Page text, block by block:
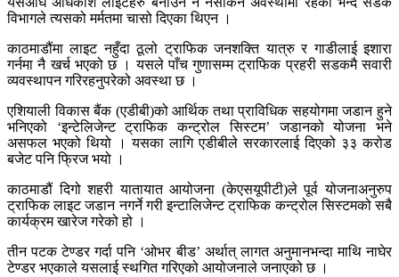
विभागले त्यसको मर्मतमा चासो दिएका थिएन ।
काठमाडौंमा लाइट नहुँदा ठूलो ट्राफिक जनशक्ति यात्रु र गाडीलाई इशारा
गर्नमा नै खर्च भएको छ । यसले पाँच गुणासम्म ट्राफिक प्रहरी सडकमै सवारी
व्यवस्थापन गरिरहनुपरेको अवस्था छ ।
एशियाली विकास बैंक (एडीबी)को आर्थिक तथा प्राविधिक सहयोगमा जडान हुने
भनिएको ‘इन्टेलिजेन्ट ट्राफिक कन्ट्रोल सिस्टम’ जडानको योजना भने
असफल भएको थियो । यसका लागि एडीबीले सरकारलाई दिएको ३३ करोड
बजेट पनि फ्रिज भयो ।
काठमाडौं दिगो शहरी यातायात आयोजना (केएसयूपीटी)ले पूर्व योजनाअनुरुप
ट्राफिक लाइट जडान नगर्ने गरी इन्टालिजेन्ट ट्राफिक कन्ट्रोल सिस्टमको सबै
कार्यक्रम खारेज गरेको हो ।
तीन पटक टेण्डर गर्दा पनि ‘ओभर बीड’ अर्थात् लागत अनुमानभन्दा माथि नाघेर
टेण्डर भएकाले यसलाई स्थगित गरिएको आयोजनाले जनाएको छ ।